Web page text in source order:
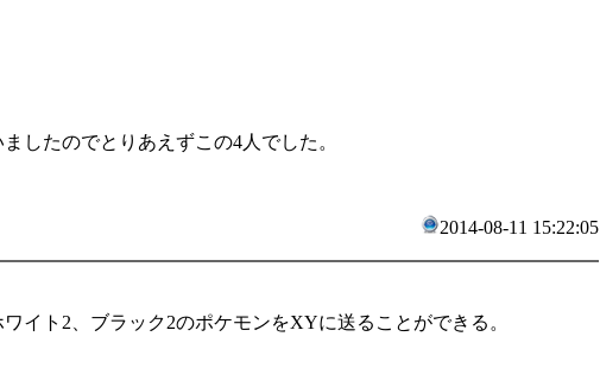
したのでとりあえずこの4人でした。
2014-08-11 15:22:05
イト2、ブラック2のポケモンをXYに送ることができる。